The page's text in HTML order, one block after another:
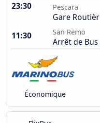
23:30 Pescara
Gare
11:30
San Remo
Arrêt de Bus
Économique